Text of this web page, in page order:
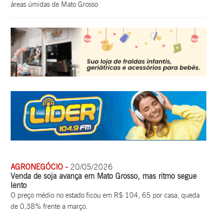
áreas úmidas de Mato Grosso
AGRONEGÓCIO -20/05/2026
Venda de soja avança em Mato Grosso, mas ritmo segue
lento
O preço médio no estado ficou em R$ 104, 65 por casa, queda
de 0,38% frente a março.